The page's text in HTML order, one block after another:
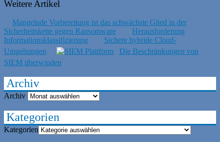
Weitere Artikel
Mangelnde Vorbereitung ist das schwächste Glied in der
Sicherheitskette gegen Ransomware
Herausforderung
Informationsklassifizierung
Sichere hybride Cloud-
Umgebungen
Die Beschränkungen von
SIEM überwinden
Archiv
Archiv
Kategorien
Kategorien